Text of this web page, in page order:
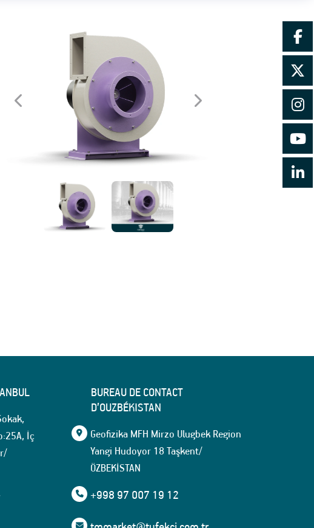
İç
BUREAU DE CONTACT
D’OUZBÉKISTAN
Geofizika MFH Mirzo Ulugbek Region
Yangi Hudoyor 18 Taşkent/
ÖZBEKİSTAN
+998 97 007 19 12